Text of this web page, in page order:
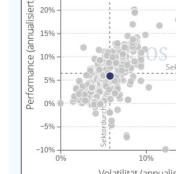
0% 10%
−10%
−5%
0%
5%
10%
15%
20%
Sektordurchschnitt
Performance (annualisiert)